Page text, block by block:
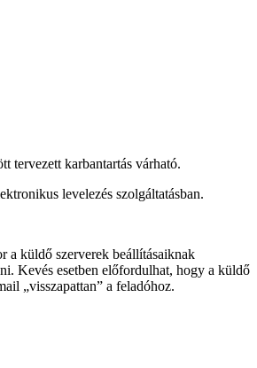
tervezett karbantartás várható.
levelezés szolgáltatásban.
a küldő szerverek beállításaiknak
Kevés esetben előfordulhat, hogy a küldő
„visszapattan” a feladóhoz.